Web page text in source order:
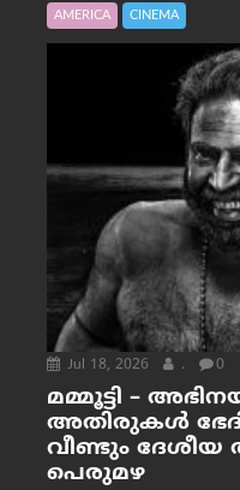
AMERICA CINEMA
Jul 18, 2026 . 0
മമ്മൂട്ടി –
അതിരുകൾ
വീണ്ടും
പെരുമഴ